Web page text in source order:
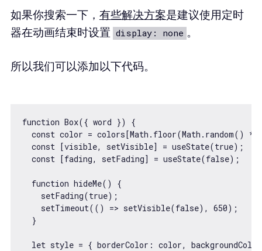
如果你搜索一下， 有些解决方案是建议使用定时
器在动画结束时设置 display: none 。
所以我们可以添加以下代码。
function Box({ word }) {
const color = colors[Math.floor(Math.random() *
  const [visible, setVisible] = useState(true);
  const [fading, setFading] = useState(false);
  function hideMe() {
    setFading(true);
    setTimeout(() => setVisible(false), 650);
  }
let style = { borderColor: color,